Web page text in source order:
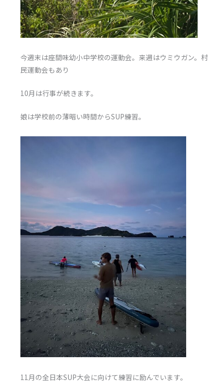
今週末は座間味幼小中学校の運動会。来週はウミウガン。村
民運動会もあり
10月は行事が続きます。
娘は学校前の薄暗い時間からSUP練習。
11月の全日本SUP大会に向けて練習に励んでいます。